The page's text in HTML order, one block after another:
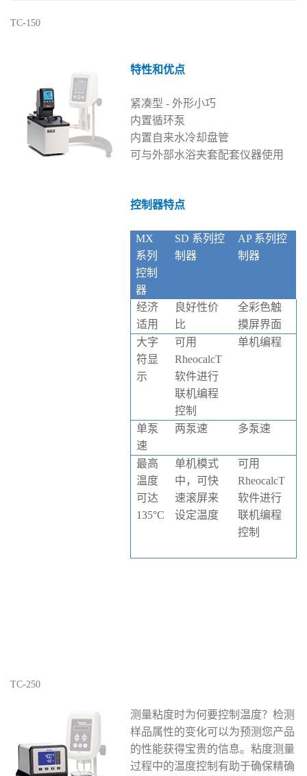
TC-150
特性和优点
紧凑型 - 外形小巧
内置循环泵
内置自来水冷却盘管
可与外部水浴夹套配套仪器使用
控制器特点
MX
系列
控制
器
SD 系列控
制器
AP 系列控
制器
经济
适用
良好性价
比
全彩色触
摸屏界面
大字
符显
示
可用
RheocalcT
软件进行
联机编程
控制
单机编程
单泵
速
两泵速 多泵速
最高
温度
可达
135°C
单机模式
中，可快
速滚屏来
设定温度
可用
RheocalcT
软件进行
联机编程
控制
TC-250
测量粘度时为何要控制温度？检测
样品属性的变化可以为预测您产品
的性能获得宝贵的信息。粘度测量
过程中的温度控制有助于确保精确